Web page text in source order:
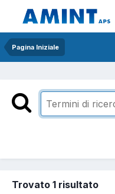
Pagina Iniziale
Trovato 1 risultato